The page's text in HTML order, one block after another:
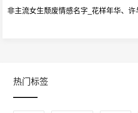
非主流女生颓废情感名字_花样年华、许
热门标签